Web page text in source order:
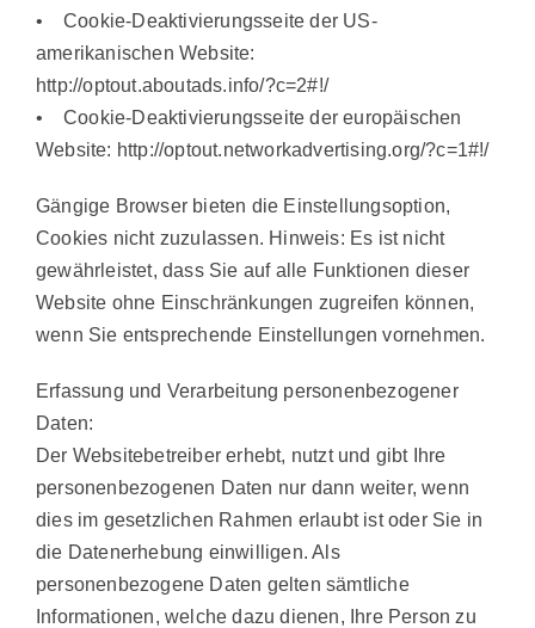
• Cookie-Deaktivierungsseite der US-
amerikanischen Website:
http://optout.aboutads.info/?c=2#!/
• Cookie-Deaktivierungsseite der europäischen
Website: http://optout.networkadvertising.org/?c=1#!/
Gängige Browser bieten die Einstellungsoption,
Cookies nicht zuzulassen. Hinweis: Es ist nicht
gewährleistet, dass Sie auf alle Funktionen dieser
Website ohne Einschränkungen zugreifen können,
wenn Sie entsprechende Einstellungen vornehmen.
Erfassung und Verarbeitung personenbezogener
Daten:
Der Websitebetreiber erhebt, nutzt und gibt Ihre
personenbezogenen Daten nur dann weiter, wenn
dies im gesetzlichen Rahmen erlaubt ist oder Sie in
die Datenerhebung einwilligen. Als
personenbezogene Daten gelten sämtliche
Informationen, welche dazu dienen, Ihre Person zu